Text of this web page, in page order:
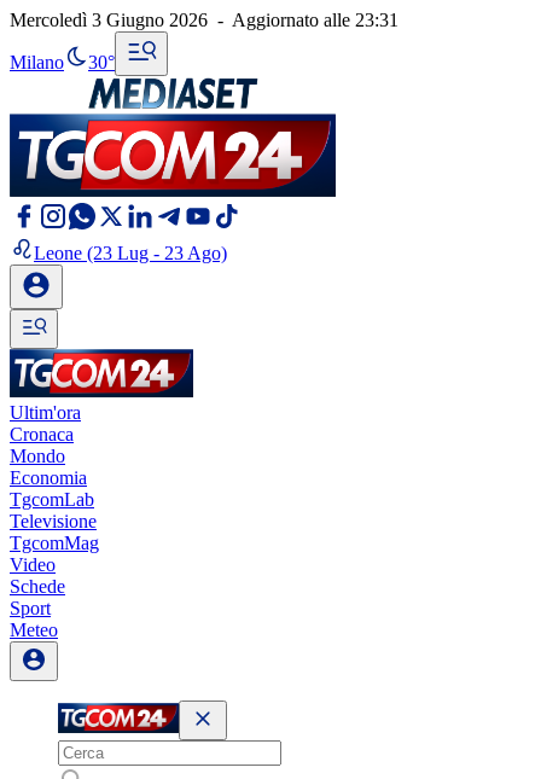
Mercoledì 3 Giugno 2026 - Aggiornato alle 23:31
Milano 30°
Leone (23 Lug - 23 Ago)
Ultim'ora
Cronaca
Mondo
Economia
TgcomLab
Televisione
TgcomMag
Video
Schede
Sport
Meteo